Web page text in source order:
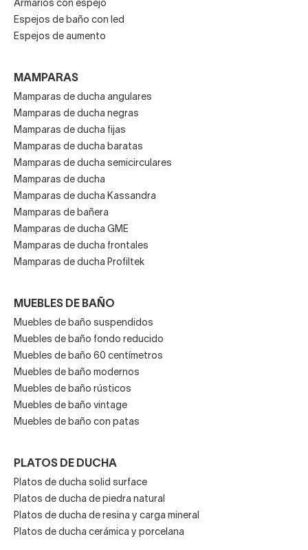
Armarios con espejo
Espejos de baño con led
Espejos de aumento
MAMPARAS
Mamparas de ducha angulares
Mamparas de ducha negras
Mamparas de ducha fijas
Mamparas de ducha baratas
Mamparas de ducha semicirculares
Mamparas de ducha
Mamparas de ducha Kassandra
Mamparas de bañera
Mamparas de ducha GME
Mamparas de ducha frontales
Mamparas de ducha Profiltek
MUEBLES DE BAÑO
Muebles de baño suspendidos
Muebles de baño fondo reducido
Muebles de baño 60 centímetros
Muebles de baño modernos
Muebles de baño rústicos
Muebles de baño vintage
Muebles de baño con patas
PLATOS DE DUCHA
Platos de ducha solid surface
Platos de ducha de piedra natural
Platos de ducha de resina y carga mineral
Platos de ducha cerámica y porcelana